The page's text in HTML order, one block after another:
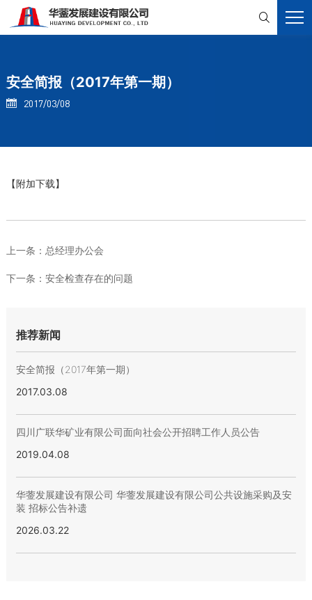

安全简报（2017年第一期）
 2017/03/08
【附加下载】
上一条： 总经理办公会
下一条： 安全检查存在的问题
推荐新闻
安全简报（2017年第一期）
2017.03.08
四川广联华矿业有限公司面向社会公开招聘工作人员公告
2019.04.08
华蓥发展建设有限公司 华蓥发展建设有限公司公共设施采购及安
装 招标公告补遗
2026.03.22